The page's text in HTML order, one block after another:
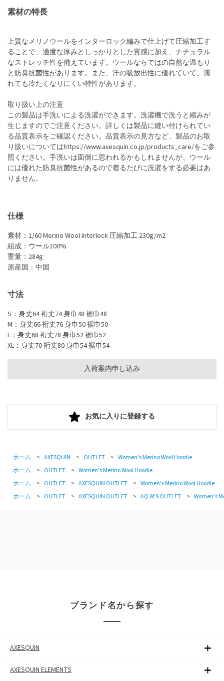
入荷案内申し込み
素材の特長
上質なメリノウールをインターロック編みで仕上げて圧縮加工す
ることで、適度な厚みとしっかりとした質感に加え、ナチュラル
なストレッチ性を備えています。ウールならではの自然な温もり
と防臭抗菌性があります。また、汗の吸放出性に優れていて、濡
れても冷たくなりにくい特性があります。
取り扱い上の注意
この製品は手洗いによる洗濯ができます。洗濯機で洗うと縮みが
生じますのでご注意ください。詳しくは製品に縫い付けられてい
る品質表示をご確認ください。品質表示の見方など、製品のお取
り扱いについてはhttps://www.axesquin.co.jp/products_care/をご参
照ください。手洗いは面倒に思われるかもしれませんが、ウール
には優れた防臭抗菌性があるので着るたびに洗濯をする必要はあ
りません。
仕様
素材：1/60 Merino Wool Interlock 圧縮加工 230g/m2
組成：ウール100%
重量：284g
原産国：中国
寸法
S：身丈64 裄丈74 身巾48 裾巾48
M：身丈66 裄丈76 身巾50 裾巾50
L：身丈68 裄丈78 身巾52 裾巾52
XL：身丈70 裄丈80 身巾54 裾巾54
お気に入りに登録する
ホーム > AXESQUIN > OUTLET > Women's Merino Wool Hoodie
ホーム
> OUTLET > Women's Merino Wool Hoodie
ホーム
> OUTLET > AXESQUIN OUTLET > Women's Merino Wool Hoodie
ホーム
> OUTLET > AXESQUIN OUTLET > AQ W'S OUTLET > Women's
ブランド名から探す
AXESQUIN
AXESQUIN ELEMENTS